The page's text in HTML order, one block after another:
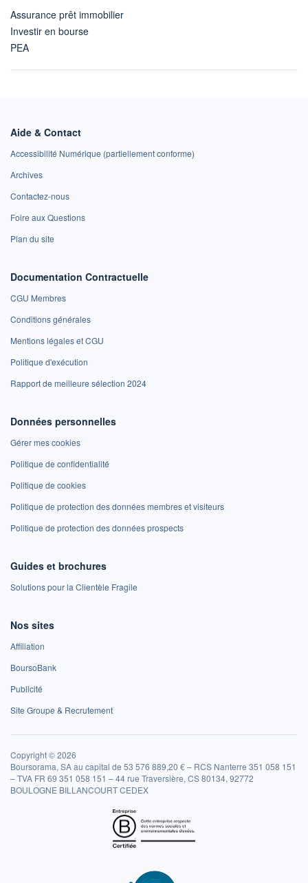
Assurance prêt immobilier
Investir en bourse
PEA
Aide & Contact
Accessibilité Numérique (partiellement conforme)
Archives
Contactez-nous
Foire aux Questions
Plan du site
Documentation Contractuelle
CGU Membres
Conditions générales
Mentions légales et CGU
Politique d'exécution
Rapport de meilleure sélection 2024
Données personnelles
Gérer mes cookies
Politique de confidentialité
Politique de cookies
Politique de protection des données membres et visiteurs
Politique de protection des données prospects
Guides et brochures
Solutions pour la Clientèle Fragile
Nos sites
Affiliation
BoursoBank
Publicité
Site Groupe & Recrutement
Copyright © 2026
Boursorama, SA au capital de 53 576 889,20 € – RCS Nanterre 351 058 151
– TVA FR 69 351 058 151 – 44 rue Traversière, CS 80134, 92772
BOULOGNE BILLANCOURT CEDEX